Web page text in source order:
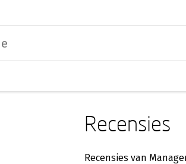
Recensies
Recensies van